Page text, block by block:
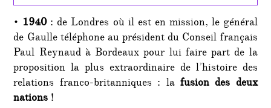
• 1940: de Londres où il est en mission, le général
de Gaulle téléphone au président du Conseil français
Paul Reynaud à Bordeaux pour lui faire part de la
proposition la plus extraordinaire de l’histoire des
relations franco-britanniques : lafusion des deux
nations !